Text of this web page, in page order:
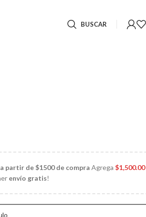
BUSCAR
partir de $1500 de compra Agrega$1,500.00
envío gratis!